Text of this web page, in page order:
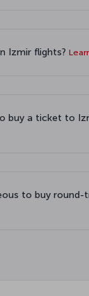
Izmir flights?
buy a ticket to
to buy